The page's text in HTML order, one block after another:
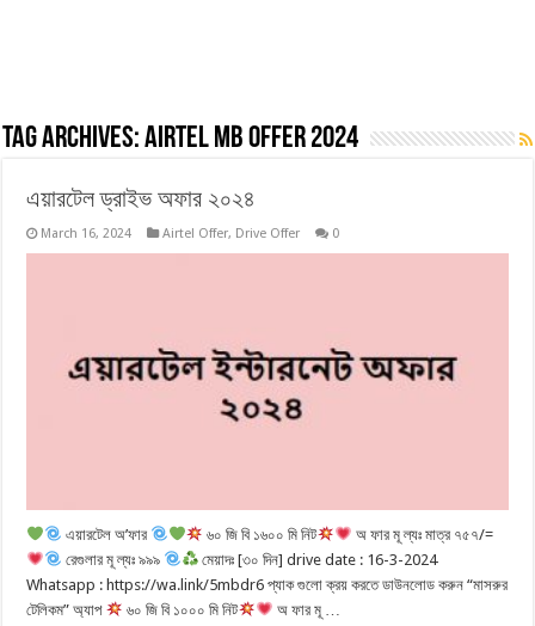
Tag Archives:airtel mb offer 2024
এয়ারটেল ড্রাইভ অফার ২০২৪
March 16, 2024 Airtel Offer, Drive Offer 0
এয়ারটেল অ’ফার ৬০ জি বি ১৬০০ মি নিট
অ ফার মূ ল্যঃ মাত্র ৭৫৭/=
রেগুলার মূ ল্যঃ ৯৯৯
মেয়াদঃ [৩০ দিন] drive date : 16-3-2024
Whatsapp : https://wa.link/5mbdr6 প্যাক গুলো ক্রয় করতে ডাউনলোড করুন “মাসরুর
টেলিকম” অ্যাপ
৬০ জি বি ১০০০ মি নিট অ ফার মূ …